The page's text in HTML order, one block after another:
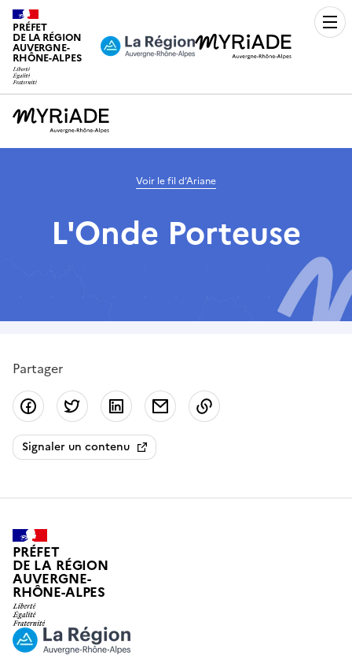
PRÉFET
DE LA RÉGION
AUVERGNE-
RHÔNE-ALPES
Voir le fil d’Ariane
L'Onde Porteuse
Partager
Partager sur Facebook
Partager sur Twitter
Partager sur LinkedIn
Partager par email
Signaler un contenu
PRÉFET
DE LA RÉGION
AUVERGNE-
RHÔNE-ALPES